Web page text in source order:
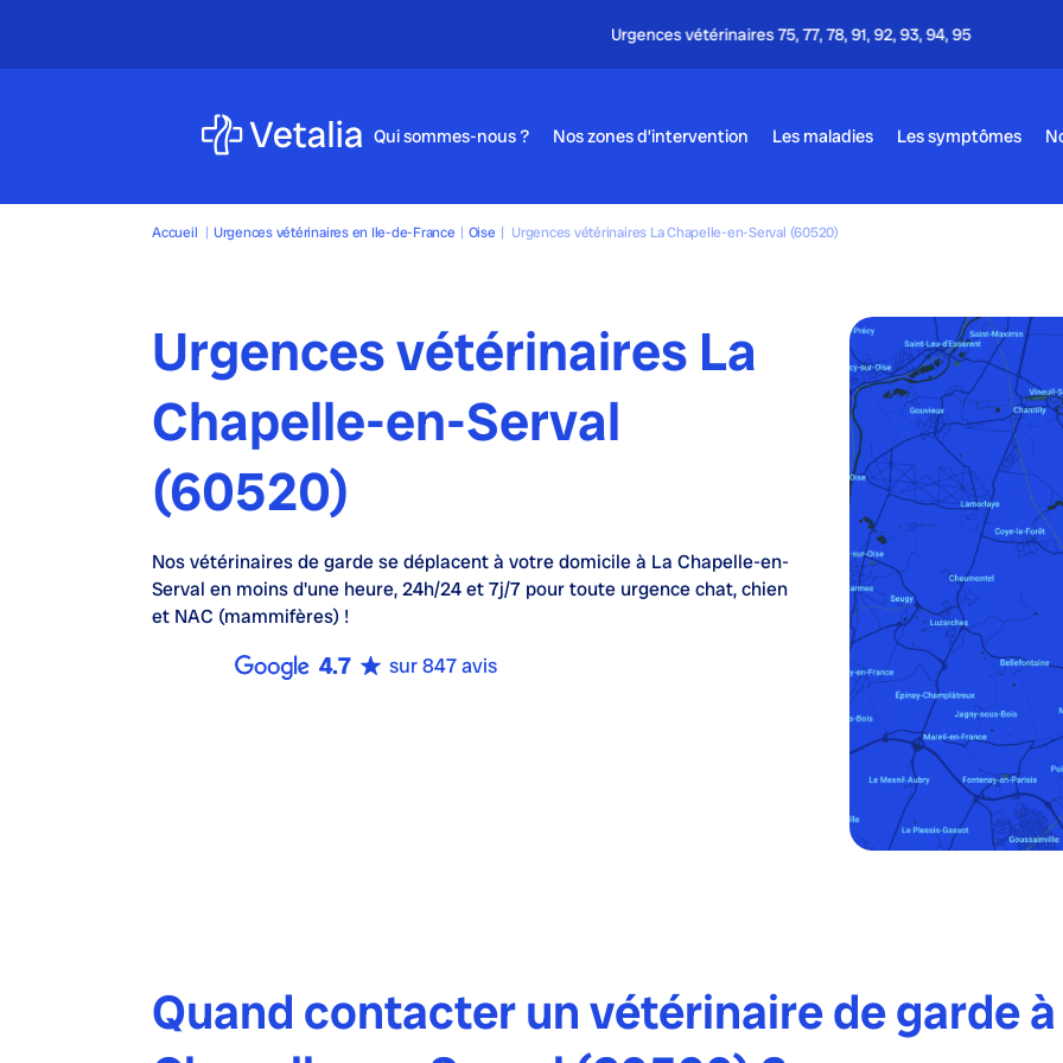
Appel gratuit - 24h/24 &
Qui sommes-nous ? Nos zones d’intervention Les maladies Les symptômes
Accueil | Urgences vétérinaires en Ile-de-France | Oise | Urgences vétérinaires La Chapelle-en-Serval (60520)
Urgences vétérinaires La
Chapelle-en-Serval
(60520)
Nosvétérinaires de gardese déplacent à votre domicile à La Chapelle-en-
Serval en moins d'une heure,24h/24 et 7j/7 pour toute urgence chat, chien
et NAC (mammifères) !
4.7 sur 847 avis
Quand contacter un vétérinaire de garde